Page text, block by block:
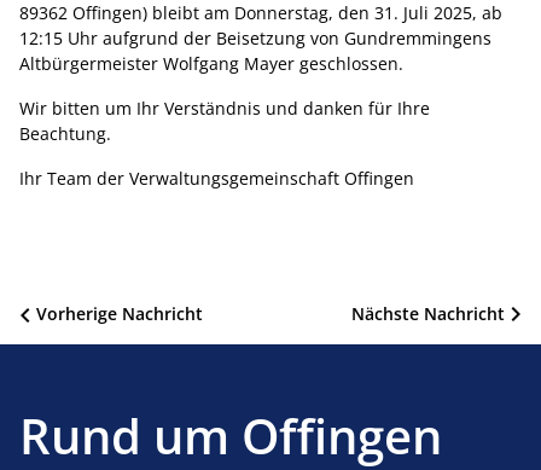
89362 Offingen) bleibt am Donnerstag, den 31. Juli 2025, ab
12:15 Uhr aufgrund der Beisetzung von Gundremmingens
Altbürgermeister Wolfgang Mayer geschlossen.
Wir bitten um Ihr Verständnis und danken für Ihre
Beachtung.
Ihr Team der Verwaltungsgemeinschaft Offingen
Beitragsnavigation Nächste Nachricht
Vorherige Nachricht
Rund um Offingen